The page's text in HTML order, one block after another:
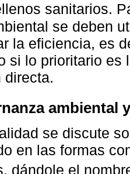
sanitarios.
se deben
la eficiencia, es
si lo prioritario es
directa.
ambiental
se discute
en las formas
dándole el